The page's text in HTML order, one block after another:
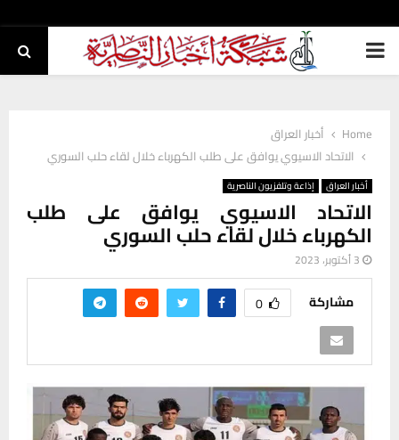
PRIMARY
Home
أخبار العراق
الاتحاد الاسيوي يوافق على طلب الكهرباء خلال لقاء حلب السوري
أخبار العراق إذاعة وتلفزيون الناصرية
الاتحاد الاسيوي يوافق على طلب
الكهرباء خلال لقاء حلب السوري
3 أكتوبر، 2023
مشاركة 0